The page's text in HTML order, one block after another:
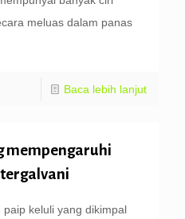
meluas dalam panas
Baca lebih lanjut
mempengaruhi
keluli yang dikimpal